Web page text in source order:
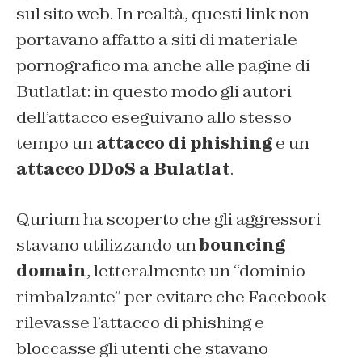
sul sito web. In realtà, questi link non
portavano affatto a siti di materiale
pornografico ma anche alle pagine di
Butlatlat: in questo modo gli autori
dell’attacco eseguivano allo stesso
tempo unattacco di phishinge un
attacco DDoS a Bulatlat.
Qurium ha scoperto che gli aggressori
stavano utilizzando unbouncing
domain, letteralmente un “dominio
rimbalzante” per evitare che Facebook
rilevasse l’attacco di phishing e
bloccasse gli utenti che stavano